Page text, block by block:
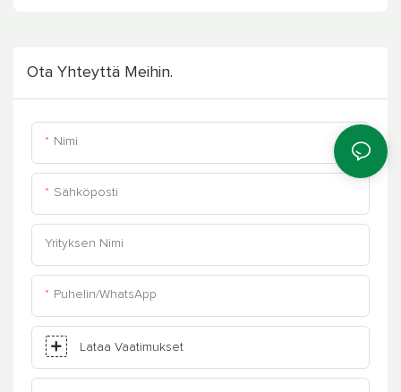
Ota Yhteyttä Meihin.
Nimi
Sähköposti
Yrityksen Nimi
Puhelin/WhatsApp
Lataa Vaatimukset